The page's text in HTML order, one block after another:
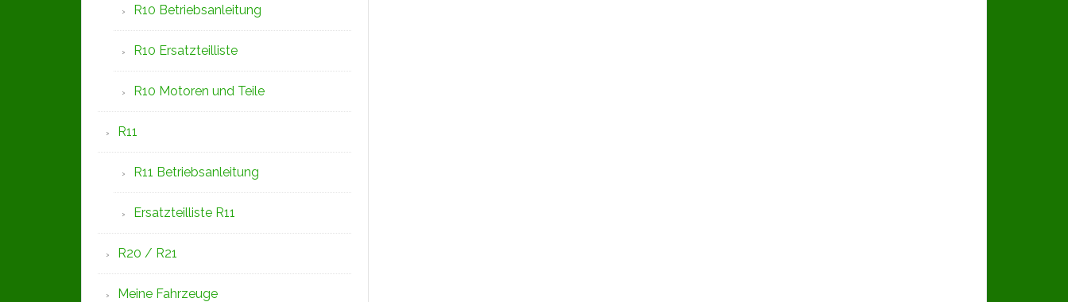
R10 Betriebsanleitung
R10 Ersatzteilliste
R10 Motoren und Teile
R11
R11 Betriebsanleitung
Ersatzteilliste R11
R20 / R21
Meine Fahrzeuge